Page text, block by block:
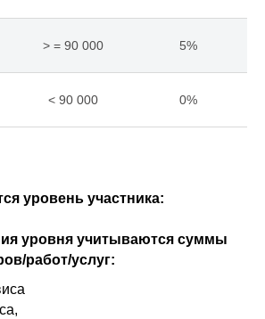
> = 90 000 5%
< 90 000 0%
уровень участника:
уровня учитываются суммы
работ/услуг: